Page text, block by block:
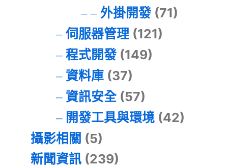
外掛開發(71)
伺服器管理(121)
程式開發(149)
資料庫(37)
資訊安全(57)
開發工具與環境(42)
攝影相關 (5)
新聞資訊 (239)